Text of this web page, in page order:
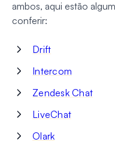
ambos, aqui estão
conferir:
Drift
Intercom
Zendesk Chat
LiveChat
Olark